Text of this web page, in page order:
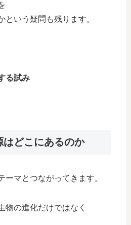
という疑問も残ります。
る試み
はどこにあるのか
ーマとつながってきます。
物の進化だけではなく